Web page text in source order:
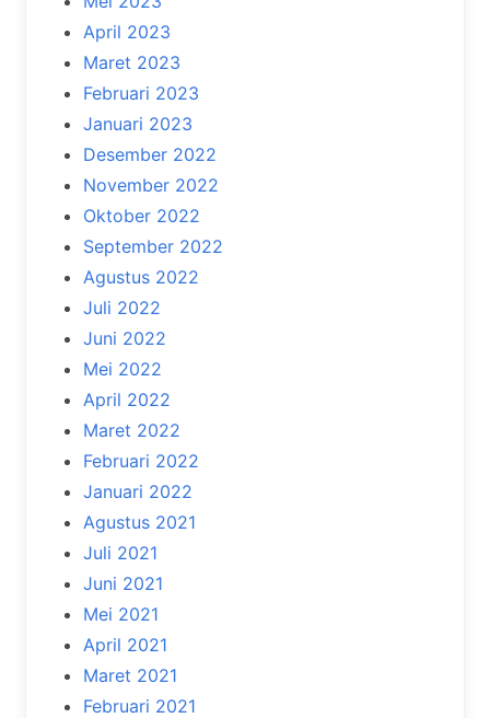
April 2023
Maret 2023
Februari 2023
Januari 2023
Desember 2022
November 2022
Oktober 2022
September 2022
Agustus 2022
Juli 2022
Juni 2022
Mei 2022
April 2022
Maret 2022
Februari 2022
Januari 2022
Agustus 2021
Juli 2021
Juni 2021
Mei 2021
April 2021
Maret 2021
Februari 2021